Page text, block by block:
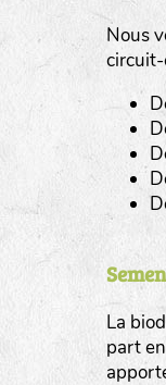
Nous
La
part